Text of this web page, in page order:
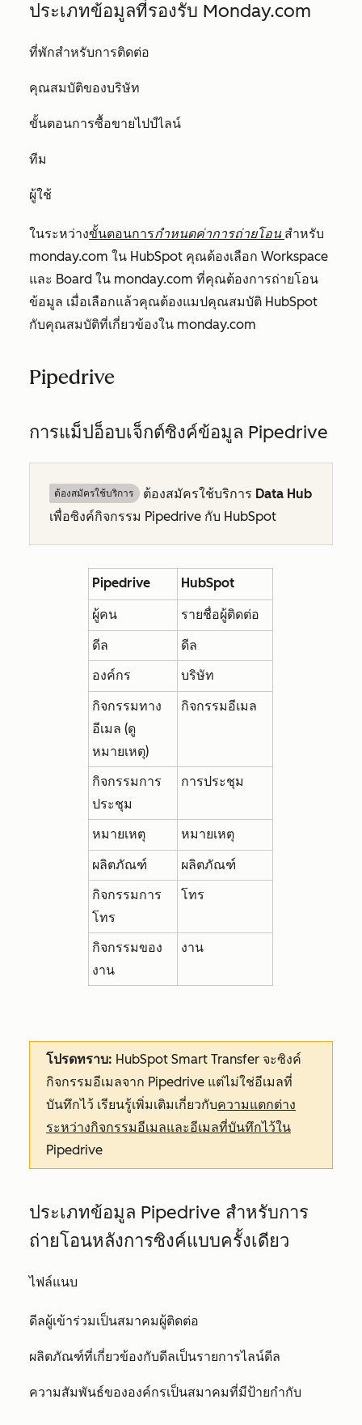
ประเภทข้อมูลที่รองรับ Monday.com
ที่พักสำหรับการติดต่อ
คุณสมบัติของบริษัท
ขั้นตอนการซื้อขายไปป์ไลน์
ทีม
ผู้ใช้
ในระหว่างขั้นตอนการกำหนดค่าการถ่ายโอน สำหรับ
monday.com ใน HubSpot คุณต้องเลือก Workspace
และ Board ใน monday.com ที่คุณต้องการถ่ายโอน
ข้อมูล เมื่อเลือกแล้วคุณต้องแมปคุณสมบัติ HubSpot
กับคุณสมบัติที่เกี่ยวข้องใน monday.com
Pipedrive
การแม็ปอ็อบเจ็กต์ซิงค์ข้อมูล Pipedrive
ต้องสมัครใช้บริการ ต้องสมัครใช้บริการ Data Hub
เพื่อซิงค์กิจกรรม Pipedrive กับ HubSpot
Pipedrive HubSpot
ผู้คน
รายชื่อผู้ติดต่อ
ดีล
ดีล
องค์กร
บริษัท
กิจกรรมทาง
อีเมล (ดู
หมายเหตุ)
กิจกรรมอีเมล
กิจกรรมการ
ประชุม
การประชุม
หมายเหตุ
หมายเหตุ
ผลิตภัณฑ์
ผลิตภัณฑ์
กิจกรรมการ
โทร
โทร
กิจกรรมของ
งาน
งาน
โปรดทราบ: HubSpot Smart Transfer จะซิงค์
กิจกรรมอีเมลจาก Pipedrive แต่ไม่ใช่อีเมลที่
บันทึกไว้ เรียนรู้เพิ่มเติมเกี่ยวกับความแตกต่าง
ระหว่างกิจกรรมอีเมลและอีเมลที่บันทึกไว้ใน
Pipedrive
ประเภทข้อมูล Pipedrive สำหรับการ
ถ่ายโอนหลังการซิงค์แบบครั้งเดียว
ไฟล์แนบ
ดีลผู้เข้าร่วมเป็นสมาคมผู้ติดต่อ
ผลิตภัณฑ์ที่เกี่ยวข้องกับดีลเป็นรายการไลน์ดีล
ความสัมพันธ์ขององค์กรเป็นสมาคมที่มีป้ายกำกับ